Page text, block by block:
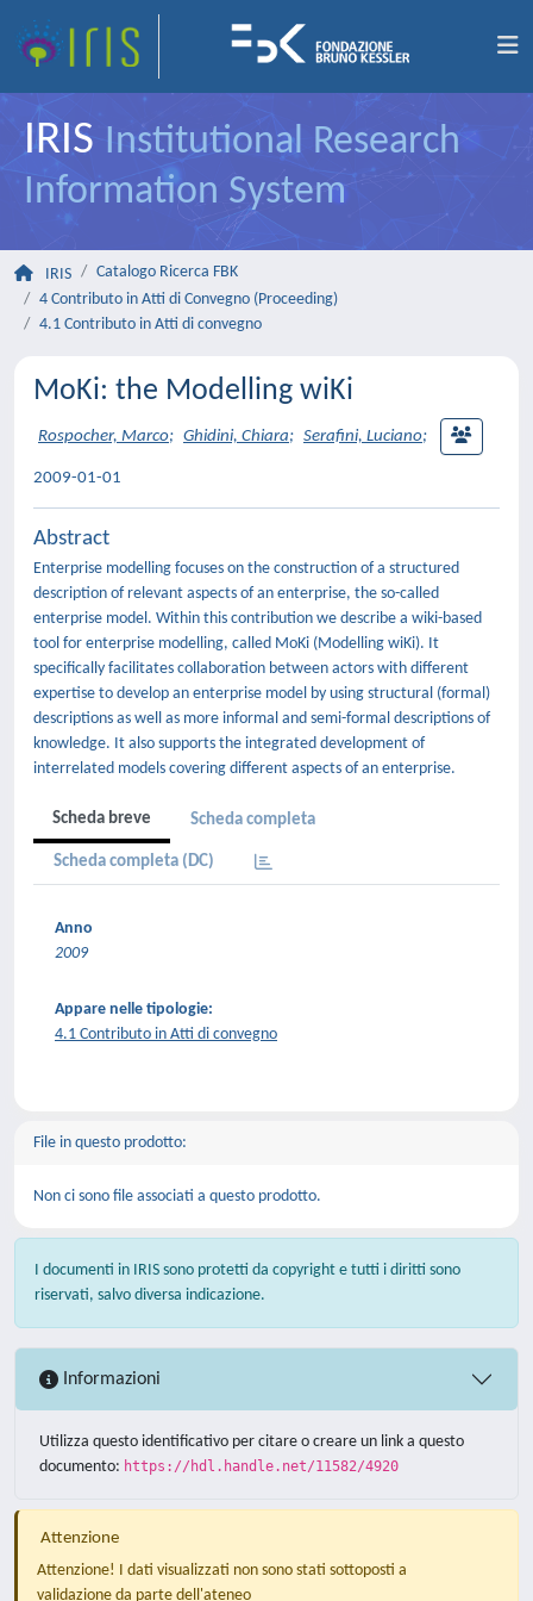
IRIS Institutional Research
Information System
IRIS
Catalogo Ricerca FBK
4 Contributo in Atti di Convegno (Proceeding)
4.1 Contributo in Atti di convegno
MoKi: the Modelling wiKi
Rospocher, Marco; Ghidini, Chiara; Serafini, Luciano;
2009-01-01
Abstract
Enterprise modelling focuses on the construction of a structured
description of relevant aspects of an enterprise, the so-called
enterprise model. Within this contribution we describe a wiki-based
tool for enterprise modelling, called MoKi (Modelling wiKi). It
speciﬁcally facilitates collaboration between actors with diﬀerent
expertise to develop an enterprise model by using structural (formal)
descriptions as well as more informal and semi-formal descriptions of
knowledge. It also supports the integrated development of
interrelated models covering diﬀerent aspects of an enterprise.
Scheda breve Scheda completa
Scheda completa (DC)
Anno
2009
Appare nelle tipologie:
4.1 Contributo in Atti di convegno
File in questo prodotto:
Non ci sono file associati a questo prodotto.
I documenti in IRIS sono protetti da copyright e tutti i diritti sono
riservati, salvo diversa indicazione.
Informazioni
Utilizza questo identificativo per citare o creare un link a questo
documento: https://hdl.handle.net/11582/4920
Attenzione
Attenzione! I dati visualizzati non sono stati sottoposti a
validazione da parte dell'ateneo